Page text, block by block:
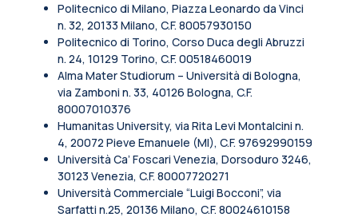
Politecnico di Milano, Piazza Leonardo da Vinci
n. 32, 20133 Milano, C.F. 80057930150
Politecnico di Torino, Corso Duca degli Abruzzi
n. 24, 10129 Torino, C.F. 00518460019
Alma Mater Studiorum – Università di Bologna,
via Zamboni n. 33, 40126 Bologna, C.F.
80007010376
Humanitas University, via Rita Levi Montalcini n.
4, 20072 Pieve Emanuele (MI), C.F. 97692990159
Università Ca’ Foscari Venezia, Dorsoduro 3246,
30123 Venezia, C.F. 80007720271
Università Commerciale “Luigi Bocconi”, via
Sarfatti n.25, 20136 Milano, C.F. 80024610158